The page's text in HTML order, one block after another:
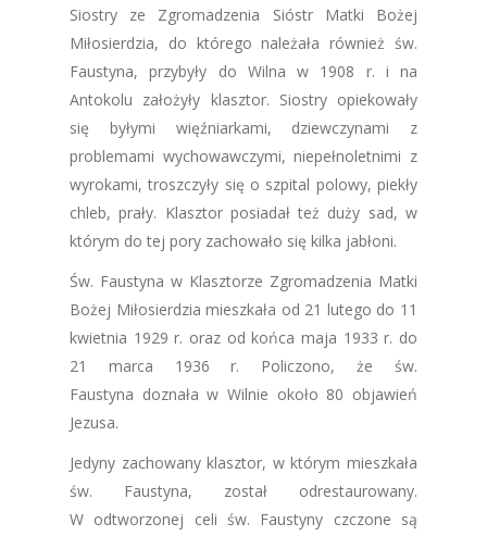
Siostry ze Zgromadzenia Sióstr Matki Bożej
Miłosierdzia, do którego należała również św.
Faustyna, przybyły do Wilna w 1908 r. i na
Antokolu założyły klasztor. Siostry opiekowały
się byłymi więźniarkami, dziewczynami z
problemami wychowawczymi, niepełnoletnimi z
wyrokami, troszczyły się o szpital polowy, piekły
chleb, prały. Klasztor posiadał też duży sad, w
którym do tej pory zachowało się kilka jabłoni.
Św. Faustyna w Klasztorze Zgromadzenia Matki
Bożej Miłosierdzia mieszkała od 21 lutego do 11
kwietnia 1929 r. oraz od końca maja 1933 r. do
21 marca 1936 r. Policzono, że św.
Faustyna doznała w Wilnie około 80 objawień
Jezusa.
Jedyny zachowany klasztor, w którym mieszkała
św. Faustyna, został odrestaurowany.
W odtworzonej celi św. Faustyny czczone są